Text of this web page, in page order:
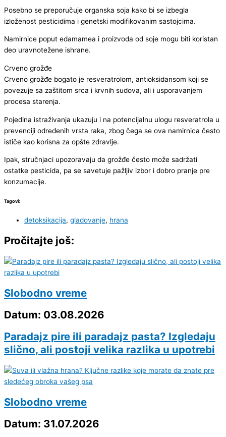
Posebno se preporučuje organska soja kako bi se izbegla
izloženost pesticidima i genetski modifikovanim sastojcima.
Namirnice poput edamamea i proizvoda od soje mogu biti koristan
deo uravnotežene ishrane.
Crveno grožđe
Crveno grožđe bogato je resveratrolom, antioksidansom koji se
povezuje sa zaštitom srca i krvnih sudova, ali i usporavanjem
procesa starenja.
Pojedina istraživanja ukazuju i na potencijalnu ulogu resveratrola u
prevenciji određenih vrsta raka, zbog čega se ova namirnica često
ističe kao korisna za opšte zdravlje.
Ipak, stručnjaci upozoravaju da grožđe često može sadržati
ostatke pesticida, pa se savetuje pažljiv izbor i dobro pranje pre
konzumacije.
Tagovi:
detoksikacija, gladovanje, hrana
Pročitajte još:
Slobodno vreme
Datum: 03.08.2026
Paradajz pire ili paradajz pasta? Izgledaju
slično, ali postoji velika razlika u upotrebi
Slobodno vreme
Datum: 31.07.2026